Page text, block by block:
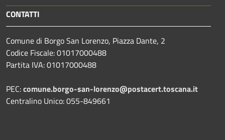
CONTATTI
Comune di Borgo San Lorenzo, Piazza Dante, 2
Codice Fiscale: 01017000488
Partita IVA: 01017000488
PEC:comune.borgo-san-lorenzo@postacert.toscana.it
Centralino Unico: 055-849661